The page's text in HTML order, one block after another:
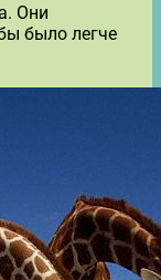
Они
было легче